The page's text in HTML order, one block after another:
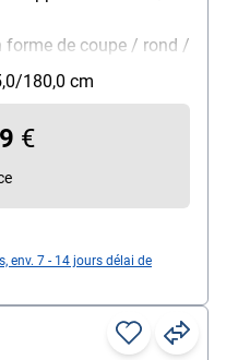
forme de coupe / rond /
(non fournie) / E27
/ socle lesté
180,0 cm
€
env. 7 - 14 jours délai de